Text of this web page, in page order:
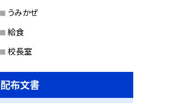
うみかぜ
給食
校長室
配布文書